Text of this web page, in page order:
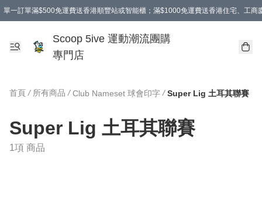
單一訂單滿$500免運費送香港順豐站或智能櫃；滿$1000免運費送香港住宅、工商
Scoop 5ive 運動潮流團購
專門店
首頁 / 所有商品 / Club Nameset 球會印字 / Super Lig 土耳其聯賽
Super Lig 土耳其聯賽
1項 商品